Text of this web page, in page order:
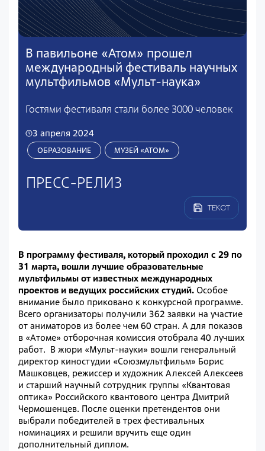
В павильоне «Атом» прошел
международный фестиваль научных
мультфильмов «Мульт-наука»
Гостями фестиваля стали более 3000 человек
3 апреля 2024
ОБРАЗОВАНИЕ МУЗЕЙ «АТОМ»
ПРЕСС-РЕЛИЗ
ТЕКСТ
В программу фестиваля, который проходил с 29 по
31 марта, вошли лучшие образовательные
мультфильмы от известных международных
проектов и ведущих российских студий. Особое
внимание было приковано к конкурсной программе.
Всего организаторы получили 362 заявки на участие
от аниматоров из более чем 60 стран. А для показов
в «Атоме» отборочная комиссия отобрала 40 лучших
работ. В жюри «Мульт-науки» вошли генеральный
директор киностудии «Союзмультфильм» Борис
Машковцев, режиссер и художник Алексей Алексеев
и старший научный сотрудник группы «Квантовая
оптика» Российского квантового центра Дмитрий
Чермошенцев. После оценки претендентов они
выбрали победителей в трех фестивальных
номинациях и решили вручить еще один
дополнительный диплом.